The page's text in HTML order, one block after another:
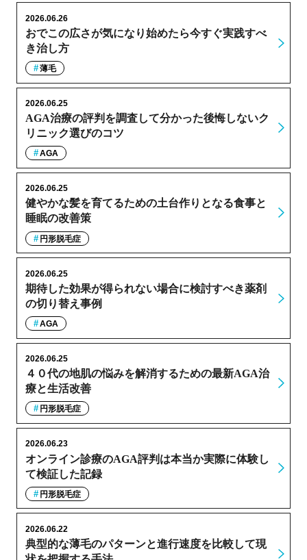
おでこの広さが気になり始めたら今すぐ実践すべ
き治し方
2026.06.26
薄毛
AGA治療の評判を調査して分かった後悔しないク
リニック選びのコツ
2026.06.25
AGA
健やかな髪を育てるための土台作りとなる食事と
睡眠の改善策
2026.06.25
円形脱毛症
期待した効果が得られない場合に検討すべき薬剤
の切り替え事例
2026.06.25
AGA
４０代の地肌の悩みを解消するための最新AGA治
療と生活改善
2026.06.25
円形脱毛症
オンライン診療のAGA評判は本当か実際に体験し
て検証した記録
2026.06.23
円形脱毛症
典型的な薄毛のパターンと進行速度を比較して現
2026.06.22